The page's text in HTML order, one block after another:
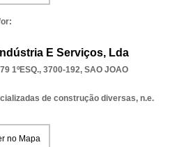
E Serviços, Lda
1ºESQ., 3700-192, SAO JOAO
de construção diversas, n.e.
no Mapa